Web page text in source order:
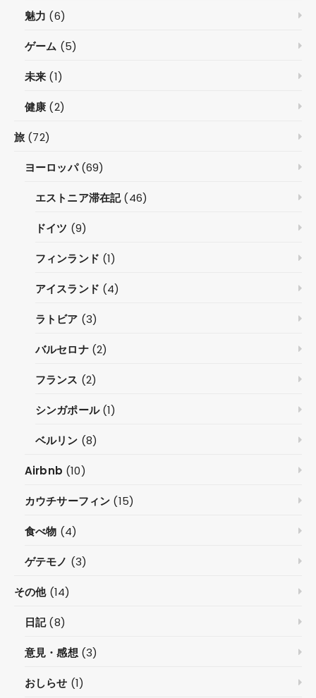
魅力 (6)
ゲーム (5)
未来 (1)
健康 (2)
旅 (72)
ヨーロッパ(69)
エストニア滞在記(46)
ドイツ (9)
フィンランド (1)
アイスランド (4)
ラトビア (3)
バルセロナ(2)
フランス (2)
シンガポール(1)
ベルリン (8)
Airbnb (10)
カウチサーフィン (15)
食べ物 (4)
ゲテモノ (3)
その他(14)
日記(8)
意見・感想(3)
おしらせ (1)